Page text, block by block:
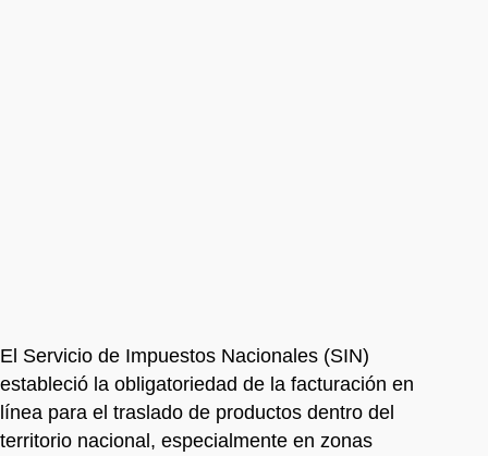
El Servicio de Impuestos Nacionales (SIN)
estableció la obligatoriedad de la facturación en
línea para el traslado de productos dentro del
territorio nacional, especialmente en zonas